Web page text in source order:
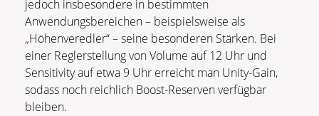
jedoch insbesondere in bestimmten
Anwendungsbereichen – beispielsweise als
„Höhenveredler“ – seine besonderen Stärken. Bei
einer Reglerstellung von Volume auf 12 Uhr und
Sensitivity auf etwa 9 Uhr erreicht man Unity-Gain,
sodass noch reichlich Boost-Reserven verfügbar
bleiben.